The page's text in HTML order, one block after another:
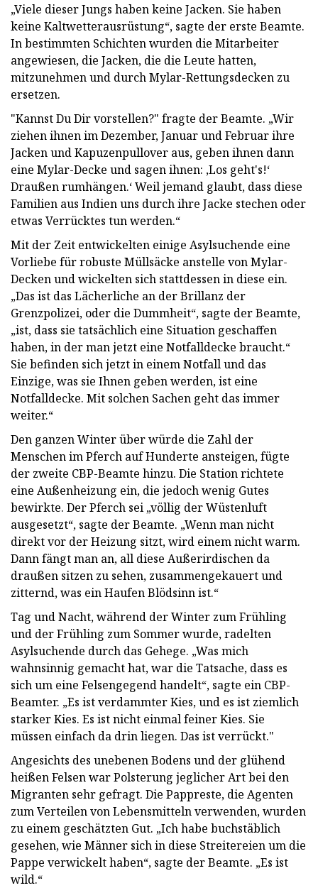
„Viele dieser Jungs haben keine Jacken. Sie haben
keine Kaltwetterausrüstung“, sagte der erste Beamte.
In bestimmten Schichten wurden die Mitarbeiter
angewiesen, die Jacken, die die Leute hatten,
mitzunehmen und durch Mylar-Rettungsdecken zu
ersetzen.
"Kannst Du Dir vorstellen?" fragte der Beamte. „Wir
ziehen ihnen im Dezember, Januar und Februar ihre
Jacken und Kapuzenpullover aus, geben ihnen dann
eine Mylar-Decke und sagen ihnen: ‚Los geht's!‘
Draußen rumhängen.‘ Weil jemand glaubt, dass diese
Familien aus Indien uns durch ihre Jacke stechen oder
etwas Verrücktes tun werden.“
Mit der Zeit entwickelten einige Asylsuchende eine
Vorliebe für robuste Müllsäcke anstelle von Mylar-
Decken und wickelten sich stattdessen in diese ein.
„Das ist das Lächerliche an der Brillanz der
Grenzpolizei, oder die Dummheit“, sagte der Beamte,
„ist, dass sie tatsächlich eine Situation geschaffen
haben, in der man jetzt eine Notfalldecke braucht.“
Sie befinden sich jetzt in einem Notfall und das
Einzige, was sie Ihnen geben werden, ist eine
Notfalldecke. Mit solchen Sachen geht das immer
weiter.“
Den ganzen Winter über würde die Zahl der
Menschen im Pferch auf Hunderte ansteigen, fügte
der zweite CBP-Beamte hinzu. Die Station richtete
eine Außenheizung ein, die jedoch wenig Gutes
bewirkte. Der Pferch sei „völlig der Wüstenluft
ausgesetzt“, sagte der Beamte. „Wenn man nicht
direkt vor der Heizung sitzt, wird einem nicht warm.
Dann fängt man an, all diese Außerirdischen da
draußen sitzen zu sehen, zusammengekauert und
zitternd, was ein Haufen Blödsinn ist.“
Tag und Nacht, während der Winter zum Frühling
und der Frühling zum Sommer wurde, radelten
Asylsuchende durch das Gehege. „Was mich
wahnsinnig gemacht hat, war die Tatsache, dass es
sich um eine Felsengegend handelt“, sagte ein CBP-
Beamter. „Es ist verdammter Kies, und es ist ziemlich
starker Kies. Es ist nicht einmal feiner Kies. Sie
müssen einfach da drin liegen. Das ist verrückt."
Angesichts des unebenen Bodens und der glühend
heißen Felsen war Polsterung jeglicher Art bei den
Migranten sehr gefragt. Die Pappreste, die Agenten
zum Verteilen von Lebensmitteln verwenden, wurden
zu einem geschätzten Gut. „Ich habe buchstäblich
gesehen, wie Männer sich in diese Streitereien um die
Pappe verwickelt haben“, sagte der Beamte. „Es ist
wild.“